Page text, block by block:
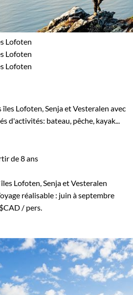
îles Lofoten, Senja et Vesteralen avec
d'activités: bateau, pêche, kayak...
de 8 ans
Lofoten, Senja et Vesteralen
réalisable : juin à septembre
/ pers.